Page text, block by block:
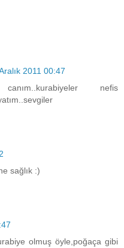
2011 00:47
nefis
sağlık :)
olmuş öyle,poğaça gibi